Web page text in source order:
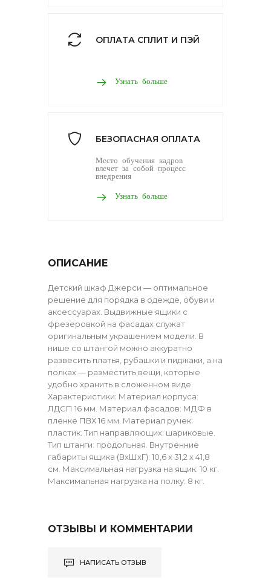
ОПЛАТА СПЛИТ И ПЭЙ
Узнать больше
БЕЗОПАСНАЯ ОПЛАТА
Место обучения кадров
влечет за собой процесс
внедрения
Узнать больше
ОПИСАНИЕ
Детский шкаф Джерси — оптимальное
решение для порядка в одежде, обуви и
аксессуарах. Выдвижные ящики с
фрезеровкой на фасадах служат
оригинальным украшением модели. В
нише со штангой можно аккуратно
развесить платья, рубашки и пиджаки, а на
полках — разместить вещи, которые
удобно хранить в сложенном виде.
Характеристики: Материал корпуса:
ЛДСП 16 мм. Материал фасадов: МДФ в
пленке ПВХ 16 мм. Материал ручек:
пластик. Тип направляющих: шариковые.
Тип штанги: продольная. Внутренние
габариты ящика (ВхШхГ): 10,6 х 31,2 х 41,8
см. Максимальная нагрузка на ящик: 10 кг.
Максимальная нагрузка на полку: 8 кг.
ОТЗЫВЫ И КОММЕНТАРИИ
НАПИСАТЬ ОТЗЫВ